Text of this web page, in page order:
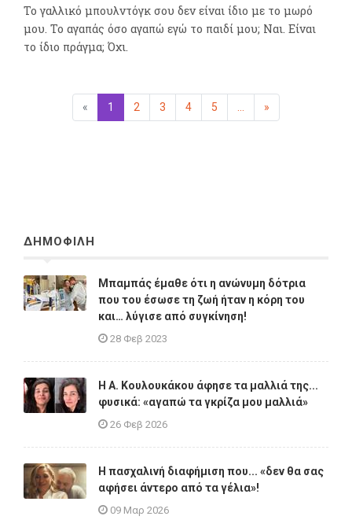
Το γαλλικό μπουλντόγκ σου δεν είναι ίδιο με το μωρό
μου. Το αγαπάς όσο αγαπώ εγώ το παιδί μου; Ναι. Είναι
το ίδιο πράγμα; Όχι.
« Προηγούμενη
1 (επιλεγμένη)
2 3 4 5 »
ΔΗΜΟΦΙΛΗ
Μπαμπάς έμαθε ότι η ανώνυμη δότρια
που του έσωσε τη ζωή ήταν η κόρη του
και… λύγισε από συγκίνηση!
28 Φεβ 2023
Η A. Κουλουκάκου άφησε τα μαλλιά της...
φυσικά: «αγαπώ τα γκρίζα μου μαλλιά»
26 Φεβ 2026
Η πασχαλινή διαφήμιση που... «δεν θα σας
αφήσει άντερο από τα γέλια»!
09 Μαρ 2026